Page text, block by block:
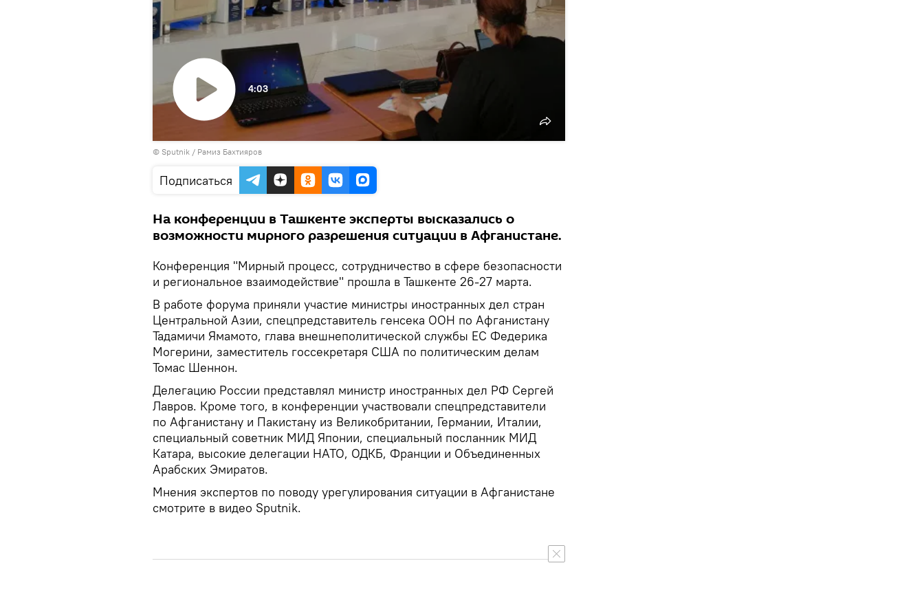
Воспроизвести
видео
4:03
© Sputnik / Рамиз Бахтияров
Подписаться
На конференции в Ташкенте эксперты высказались о
возможности мирного разрешения ситуации в Афганистане.
Конференция "Мирный процесс, сотрудничество в сфере безопасности
и региональное взаимодействие" прошла в Ташкенте 26-27 марта.
В работе форума приняли участие министры иностранных дел стран
Центральной Азии, спецпредставитель генсека ООН по Афганистану
Тадамичи Ямамото, глава внешнеполитической службы ЕС Федерика
Могерини, заместитель госсекретаря США по политическим делам
Томас Шеннон.
Делегацию России представлял министр иностранных дел РФ Сергей
Лавров. Кроме того, в конференции участвовали спецпредставители
по Афганистану и Пакистану из Великобритании, Германии, Италии,
специальный советник МИД Японии, специальный посланник МИД
Катара, высокие делегации НАТО, ОДКБ, Франции и Объединенных
Арабских Эмиратов.
Мнения экспертов по поводу урегулирования ситуации в Афганистане
смотрите в видео Sputnik.